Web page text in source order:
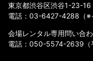
東京都渋谷区渋谷1-23-
電話： 03-6427-4288 （
会場レンタル専用問い合
電話： 050-5574-2639